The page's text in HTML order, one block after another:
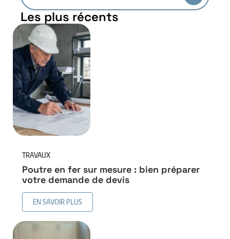
Les plus récents
TRAVAUX
Poutre en fer sur mesure : bien préparer
votre demande de devis
EN SAVOIR PLUS